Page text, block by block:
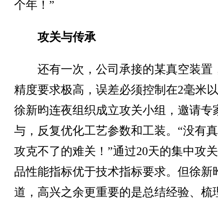
个年！”
攻关与传承
还有一次，公司承接的某真空装置
精度要求极高，误差必须控制在2毫米
徐新昀连夜组织成立攻关小组，邀请专
与，反复优化工艺参数和工装。“没有
攻克不了的难关！”通过20天的集中攻
品性能指标优于技术指标要求。但徐新
道，高兴之余更重要的是总结经验、梳